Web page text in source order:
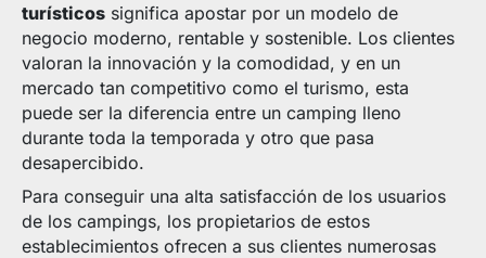
turísticos significa apostar por un modelo de
negocio moderno, rentable y sostenible. Los clientes
valoran la innovación y la comodidad, y en un
mercado tan competitivo como el turismo, esta
puede ser la diferencia entre un camping lleno
durante toda la temporada y otro que pasa
desapercibido.
Para conseguir una alta satisfacción de los usuarios
de los campings, los propietarios de estos
establecimientos ofrecen a sus clientes numerosas